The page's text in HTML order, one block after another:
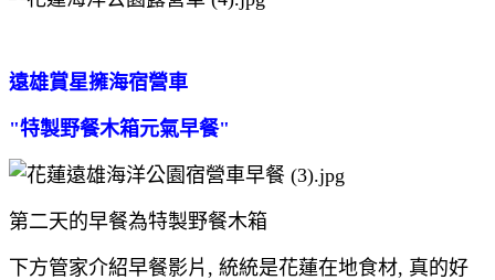
遠雄賞星擁海宿營車
"特製野餐木箱元氣早餐"
第二天的早餐為特製野餐木箱
下方管家介紹早餐影片, 統統是花蓮在地食材, 真的好